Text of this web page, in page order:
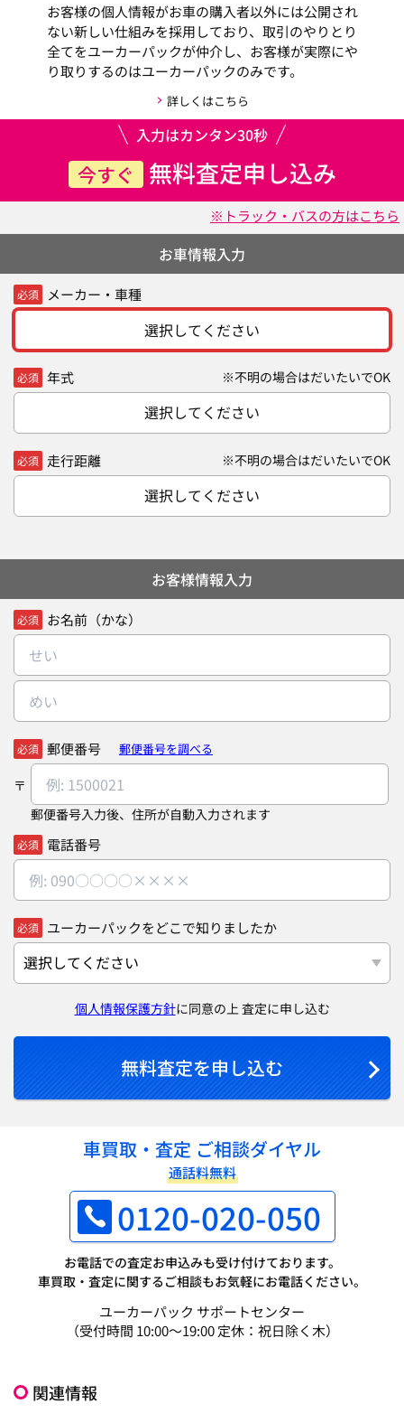
お客様の個人情報がお車の購入者以外には公開され
ない新しい仕組みを採用しており、取引のやりとり
全てをユーカーパックが仲介し、お客様が実際にや
り取りするのはユーカーパックのみです。
詳しくはこちら
入力はカンタン30秒
今すぐ 無料査定申し込み
※トラック・バスの方はこちら
お車情報入力
必須 メーカー・車種
選択してください
必須 年式 ※不明の場合はだいたいでOK
選択してください
必須 走行距離 ※不明の場合はだいたいでOK
選択してください
お客様情報入力
必須 お名前（かな）
必須 郵便番号 郵便番号を調べる
郵便番号入力後、住所が自動入力されます
必須 電話番号
必須 ユーカーパックをどこで知りましたか
個人情報保護方針に同意の上 査定に申し込む
無料査定を申し込む
車買取・査定 ご相談ダイヤル
通話料無料
0120-020-050
お電話での査定お申込みも受け付けております。
車買取・査定に関するご相談もお気軽にお電話ください。
ユーカーパック サポートセンター
（受付時間 10:00～19:00 定休：祝日除く木）
関連情報